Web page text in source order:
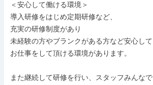
＜安心して働ける環境＞
導入研修をはじめ定期研修など、
充実の研修制度があり
未経験の方やブランクがある方など安心して
お仕事をして頂ける環境があります。
また継続して研修を行い、スタッフみんなで